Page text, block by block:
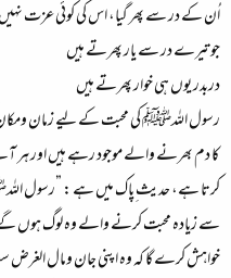
اُن کے در سے پھر گیا، اس کی کوئی عزت
جو تیرے در سے یار پھرتے ہیں
دربدر یوں ہی خوار پھرتے ہیں
رسول اللہﷺ کی محبت کے لیے زمان
کا دم بھرنے والے موجود رہے ہیں اور
کرتا ہے، حدیث ِپاک میں ہے : ”رسول
سے زیادہ محبت کرنے والے وہ لوگ ہوں
خواہش کرے گا کہ وہ اپنی جان ومال